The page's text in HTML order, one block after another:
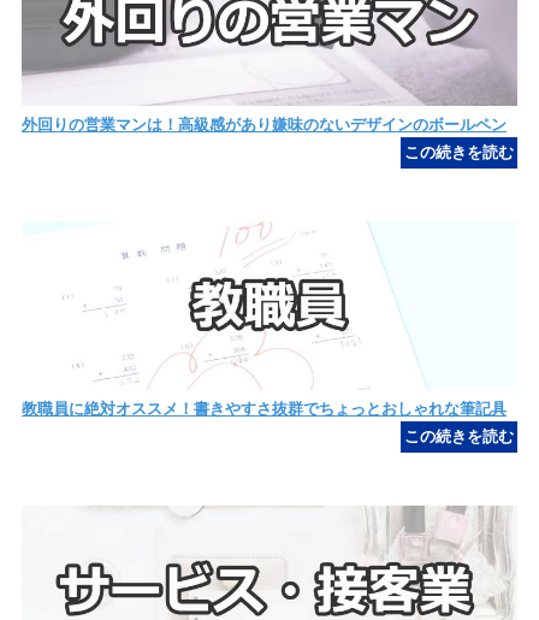
外回りの営業マンは！高級感があり嫌味のないデザインのボールペン
教職員に絶対オススメ！書きやすさ抜群でちょっとおしゃれな筆記具